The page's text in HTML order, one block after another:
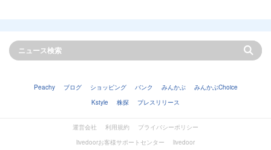
Peachy ブログ ショッピング バンク みんかぶ
みんかぶChoice
Kstyle
株探 プレスリリース
運営会社 利用規約
プライバシーポリシー
livedoorお客様サポートセンター
livedoor